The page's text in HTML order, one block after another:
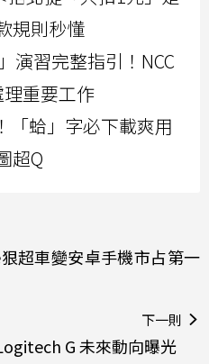
規則秒懂
演習完整指引！NCC
重要工作
「蛤」字必下載爽用
超Q
超車變安卓手機市占第一
下一則
G 未來動向曝光